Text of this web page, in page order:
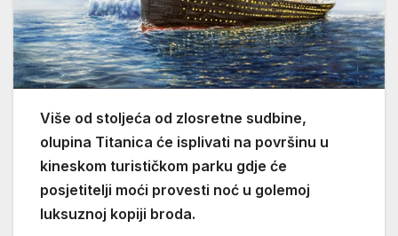
Više od stoljeća od zlosretne sudbine,
olupina Titanica će isplivati na površinu u
kineskom turističkom parku gdje će
posjetitelji moći provesti noć u golemoj
luksuznoj kopiji broda.